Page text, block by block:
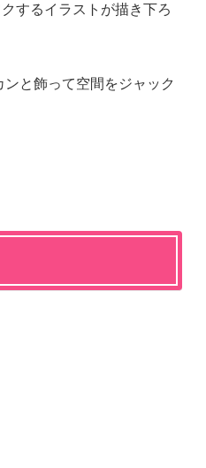
するイラストが描き下ろ
と飾って空間をジャック